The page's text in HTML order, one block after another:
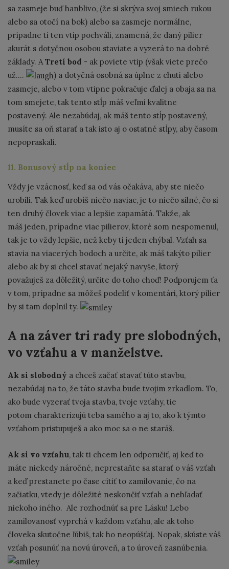
sa zasmeje buď hanblivo, (že si skrýva svoj smiech rukou
alebo sa otočí na bok) alebo sa zasmeje normálne,
prípadne ti ten vtip pochváli, znamená, že daný pilier
akurát s dotyčnou osobou staviate a vyzerá to na dobré
základy. ATretí bod - ak poviete vtip (však viete prečo
už....
) a dotyčná osobná sa úplne z chuti alebo
zasmeje, alebo v tom vtipne pokračuje ďalej a obaja sa na
tom smejete, tak tento stĺp máš veľmi kvalitne
postavený. Ale nezabúdaj, ak máš tento stĺp postavený,
musíte sa oň starať a tak isto aj o ostatné stĺpy, aby časom
nepopraskali.
11. Bonusový stĺp na koniec
Vždy je vzácnosť, keď sa od vás očakáva, aby ste niečo
urobili. Tak keď urobíš niečo naviac, je to niečo silné, čo si
ten druhý človek viac a lepšie zapamätá. Takže, ak
máš jeden, prípadne viac pilierov, ktoré som nespomenul,
tak je to vždy lepšie, než keby ti jeden chýbal. Vzťah sa
stavia na viacerých bodoch a určite, ak máš takýto pilier
alebo ak by si chcel stavať nejaký navyše, ktorý
považuješ za dôležitý, určite do toho choď! Podporujem ťa
v tom, prípadne sa môžeš podeliť v komentári, ktorý pilier
by si tam doplnil ty.
A na záver tri rady pre slobodných,
vo vzťahu a v manželstve.
Ak si slobodný a chceš začať stavať túto stavbu,
nezabúdaj na to, že táto stavba bude tvojim zrkadlom. To,
ako bude vyzerať tvoja stavba, tvoje vzťahy, tie
potom charakterizujú teba samého a aj to, ako k týmto
vzťahom pristupuješ a ako moc sa o ne staráš.
Ak si vo vzťahu, tak ti chcem len odporučiť, aj keď to
máte niekedy náročné, neprestaňte sa starať o váš vzťah
a keď prestanete po čase cítiť to zamilovanie, čo na
začiatku, vtedy je dôležité neskončiť vzťah a nehľadať
niekoho iného. Ale rozhodnúť sa pre Lásku! Lebo
zamilovanosť vyprchá v každom vzťahu, ale ak toho
človeka skutočne ľúbiš, tak ho neopúšťaj. Nopak, skúste váš
vzťah posunúť na novú úroveň, a to úroveň zasnúbenia.